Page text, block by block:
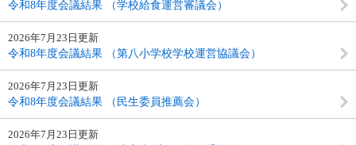
令和8年度会議結果 （学校給食運営審議会）
2026年7月23日更新
令和8年度会議結果 （第八小学校学校運営協議会）
2026年7月23日更新
令和8年度会議結果 （民生委員推薦会）
2026年7月23日更新